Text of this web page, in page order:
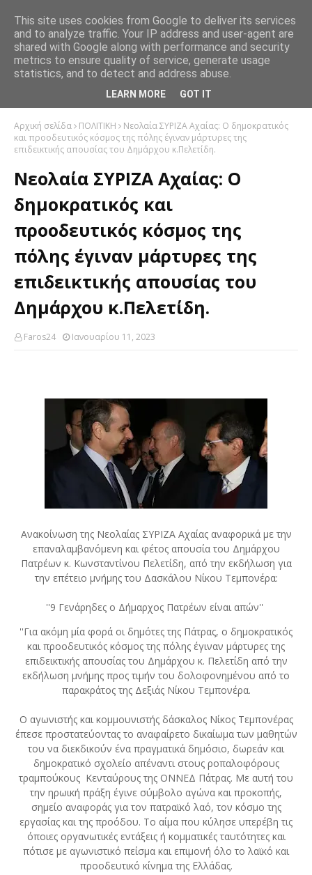
Αρχική σελίδα ΠΟΛΙΤΙΚΗ
Νεολαία ΣΥΡΙΖΑ Αχαίας: O δημοκρατικός
και προοδευτικός κόσμος της πόλης έγιναν μάρτυρες της
επιδεικτικής απουσίας του Δημάρχου κ.Πελετίδη.
Νεολαία ΣΥΡΙΖΑ Αχαίας: O
δημοκρατικός και
προοδευτικός κόσμος της
πόλης έγιναν μάρτυρες της
επιδεικτικής απουσίας του
Δημάρχου κ.Πελετίδη.
Faros24 Ιανουαρίου 11, 2023
Aνακοίνωση της Νεολαίας ΣΥΡΙΖΑ Αχαίας αναφορικά με την
επαναλαμβανόμενη και φέτος απουσία του Δημάρχου
Πατρέων κ. Κωνσταντίνου Πελετίδη, από την εκδήλωση για
την επέτειο μνήμης του Δασκάλου Νίκου Τεμπονέρα:
''9 Γενάρηδες ο Δήμαρχος Πατρέων είναι απών''
''Για ακόμη μία φορά οι δημότες της Πάτρας, ο δημοκρατικός
και προοδευτικός κόσμος της πόλης έγιναν μάρτυρες της
επιδεικτικής απουσίας του Δημάρχου κ. Πελετίδη από την
εκδήλωση μνήμης προς τιμήν του δολοφονημένου από το
παρακράτος της Δεξιάς Νίκου Τεμπονέρα.
Ο αγωνιστής και κομμουνιστής δάσκαλος Νίκος Τεμπονέρας
έπεσε προστατεύοντας το αναφαίρετο δικαίωμα των μαθητών
του να διεκδικούν ένα πραγματικά δημόσιο, δωρεάν και
δημοκρατικό σχολείο απέναντι στους ροπαλοφόρους
τραμπούκους Κενταύρους της ΟΝΝΕΔ Πάτρας. Με αυτή του
την ηρωική πράξη έγινε σύμβολο αγώνα και προκοπής,
σημείο αναφοράς για τον πατραϊκό λαό, τον κόσμο της
εργασίας και της προόδου. Το αίμα που κύλησε υπερέβη τις
όποιες οργανωτικές εντάξεις ή κομματικές ταυτότητες και
πότισε με αγωνιστικό πείσμα και επιμονή όλο το λαϊκό και
προοδευτικό κίνημα της Ελλάδας.
This site uses cookies from Google to deliver its services
and to analyze traffic. Your IP address and user-agent are
shared with Google along with performance and security
metrics to ensure quality of service, generate usage
statistics, and to detect and address abuse.
LEARN MORE GOT IT